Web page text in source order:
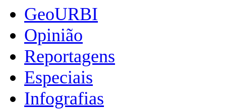
GeoURBI
Opinião
Reportagens
Especiais
Infografias